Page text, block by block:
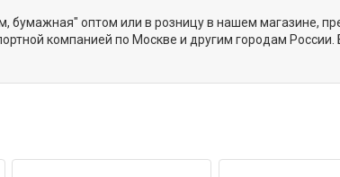
бумажная" оптом или в розницу в нашем магазине,
компанией по Москве и другим городам